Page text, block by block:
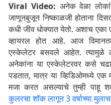
Viral Video: अनेक वेळा
जाणूनबुजून निष्काळजी होताना
कधी जीव धोक्यात येतो. अशाच एका
व्हायरल होत आहे. आज
एस्केलेटर बसवले आहेत. त्यामुळे
अनेकांना या एस्केलेटरवर कसे
पडतात, मात्र या व्हिडिओमध्ये एक
मजा करत असल्याचे तुम्ही पाहू
कुलरचा शॉक लागून 3 वर्षाच्या